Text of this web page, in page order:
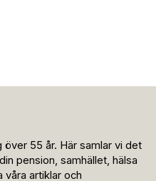
55 år. Här samlar vi det
pension, samhället, hälsa
våra artiklar och